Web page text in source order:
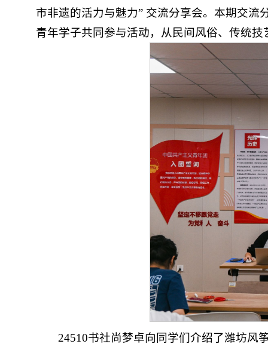
市非遗的活力与魅力” 交流分享会。本期交
青年学子共同参与活动，从民间风俗、传统
24510书社尚梦卓向同学们介绍了潍坊风